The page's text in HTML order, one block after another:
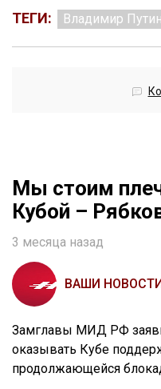
ТЕГИ: Владимир Путин
Мы стоим
Кубой –
3 месяца назад
ВАШИ НОВОСТИ
Замглавы МИД РФ
оказывать Кубе
продолжающейся